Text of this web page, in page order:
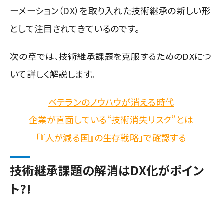
ーメーション（DX）を取り入れた技術継承の新しい形
として注目されてきているのです。
次の章では、技術継承課題を克服するためのDXにつ
いて詳しく解説します。
ベテランのノウハウが消える時代
企業が直面している“技術消失リスク”とは
「『人が減る国』の生存戦略」で確認する
技術継承課題の解消はDX化がポイン
ト?!